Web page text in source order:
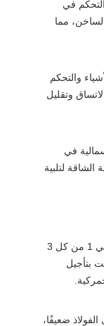
في
مما
والتحكم
وتقليل
في
لتلبية
أظهر استطلاع أجرته شركة Outokumpu أن حوالي 1 من كل 3
بتأجيل
ضعيفًا،